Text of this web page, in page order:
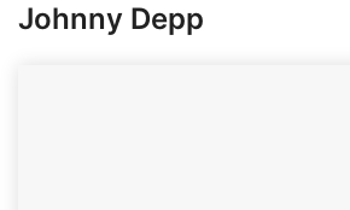
Johnny Depp